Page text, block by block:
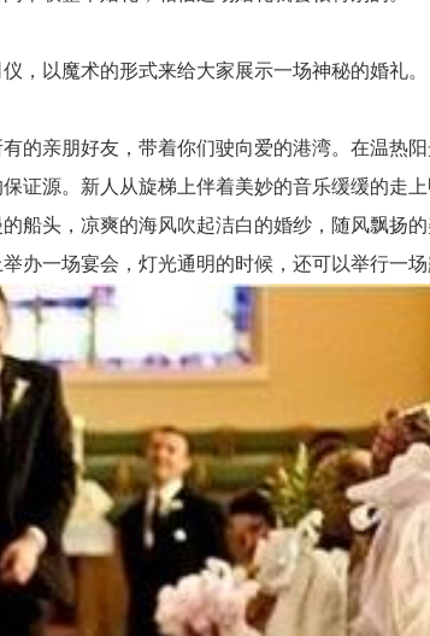
以魔术的形式来给大家展示一场神秘的婚礼。
亲朋好友，带着你们驶向爱的港湾。在温热
证源。新人从旋梯上伴着美妙的音乐缓缓的走
船头，凉爽的海风吹起洁白的婚纱，随风飘扬
办一场宴会，灯光通明的时候，还可以举行一场